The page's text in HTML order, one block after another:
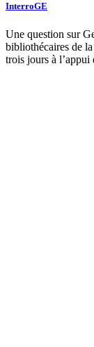
InterroGE
Une question sur
bibliothécaires de
trois jours à l’appui